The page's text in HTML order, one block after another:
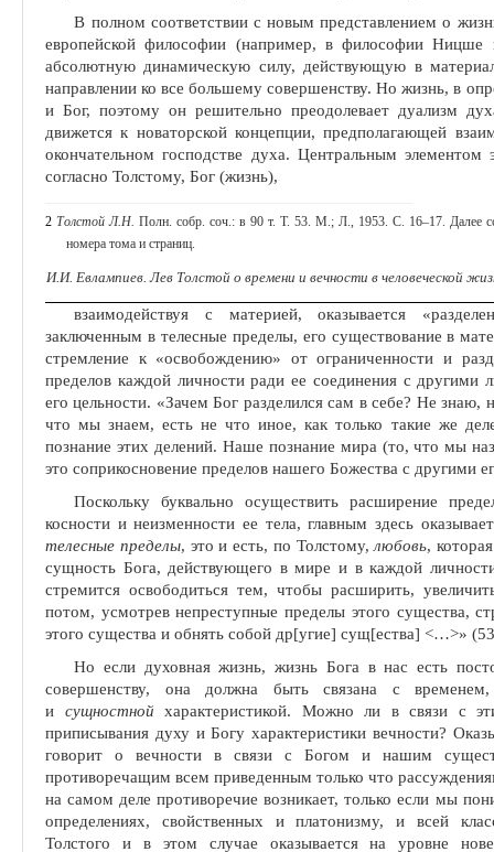
В полном соответствии с новым представлением о
европейской философии (например, в филосо­фии Ницше
абсолютную динами­ческую силу, действующую в
направлении ко все большему совершенству. Но жизнь, в
и Бог, поэтому он решительно пре­одолевает дуализм
движется к новаторской концепции, предполагающей
окончательном господстве духа. Центральным элементом
согласно Толстому, Бог (жизнь),
2 Толстой Л.Н. Полн. собр. соч.: в 90 т. Т. 53. М.; Л., 1953. С. 16‒17. Далее
номера тома и страниц.
И.И. Евлампиев. Лев Толстой о времени и вечности в человеческой
взаимодействуя с материей, оказывается
заключенным в телесные пределы, его существование в
стремление к «освобожде­нию» от ограниченности и
пределов каждой личности ради ее соединения с другими
его цельности. «Зачем Бог разделился сам в себе? Не
что мы знаем, есть не что иное, как только такие же
познание этих делений. Наше познание мира (то, что мы
это соприкосновение пределов нашего Божества с другими
Поскольку буквально осуществить расширение
косности и неизменности ее тела, главным здесь
телесные пределы, это и есть, по Толстому,любовь,
сущность Бога, действующего в мире и в каждой
стремится освободиться тем, чтобы рас­ширить,
потом, усмотрев непреступные пределы этого существа,
этого существа и обнять собой др[угие] сущ[ества] <…>»
Но если духовная жизнь, жизнь Бога в нас есть
совершенству, она должна быть связана с
и сущностной характеристикой. Можно ли в связи с
приписыва­ния духу и Богу характеристики вечности?
говорит о вечности в связи с Богом и нашим
противоречащим всем приведенным толь­ко что
на самом деле противоречие возникает, только если мы
определениях, свойственных и платонизму, и всей
Толстого и в этом случае оказы­вается на уровне